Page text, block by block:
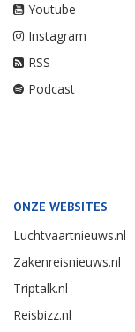
Youtube
Instagram
RSS
Podcast
ONZE WEBSITES
Luchtvaartnieuws.nl
Zakenreisnieuws.nl
Triptalk.nl
Reisbizz.nl